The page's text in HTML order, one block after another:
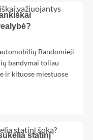
Bandomieji
bandymai toliau
ir kituose miestuose
statinį